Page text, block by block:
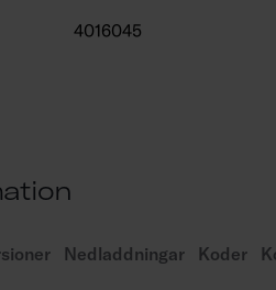
4016045
Nedladdningar Koder